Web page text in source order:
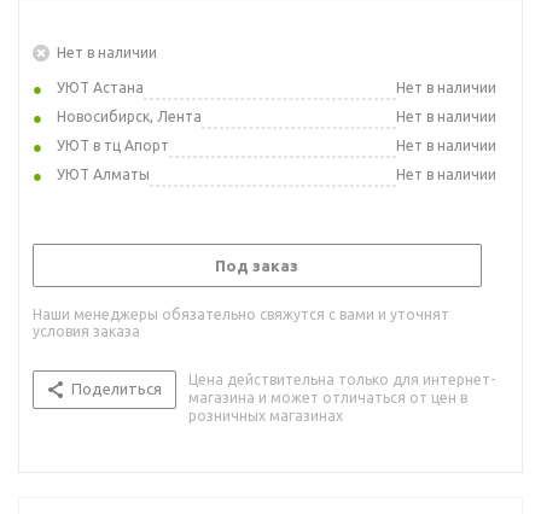
Нет в наличии
УЮТ Астана
Нет в наличии
Новосибирск, Лента
Нет в наличии
УЮТ в тц Апорт
Нет в наличии
УЮТ Алматы
Нет в наличии
Под заказ
Наши менеджеры обязательно свяжутся с вами и уточнят
условия заказа
Поделиться
Цена действительна только для интернет-
магазина и может отличаться от цен в
розничных магазинах